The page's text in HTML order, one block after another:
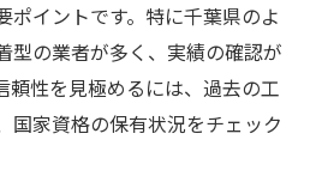
ポイントです。特に千葉県のよ
型の業者が多く、実績の確認が
頼性を見極めるには、過去の工
国家資格の保有状況をチェック